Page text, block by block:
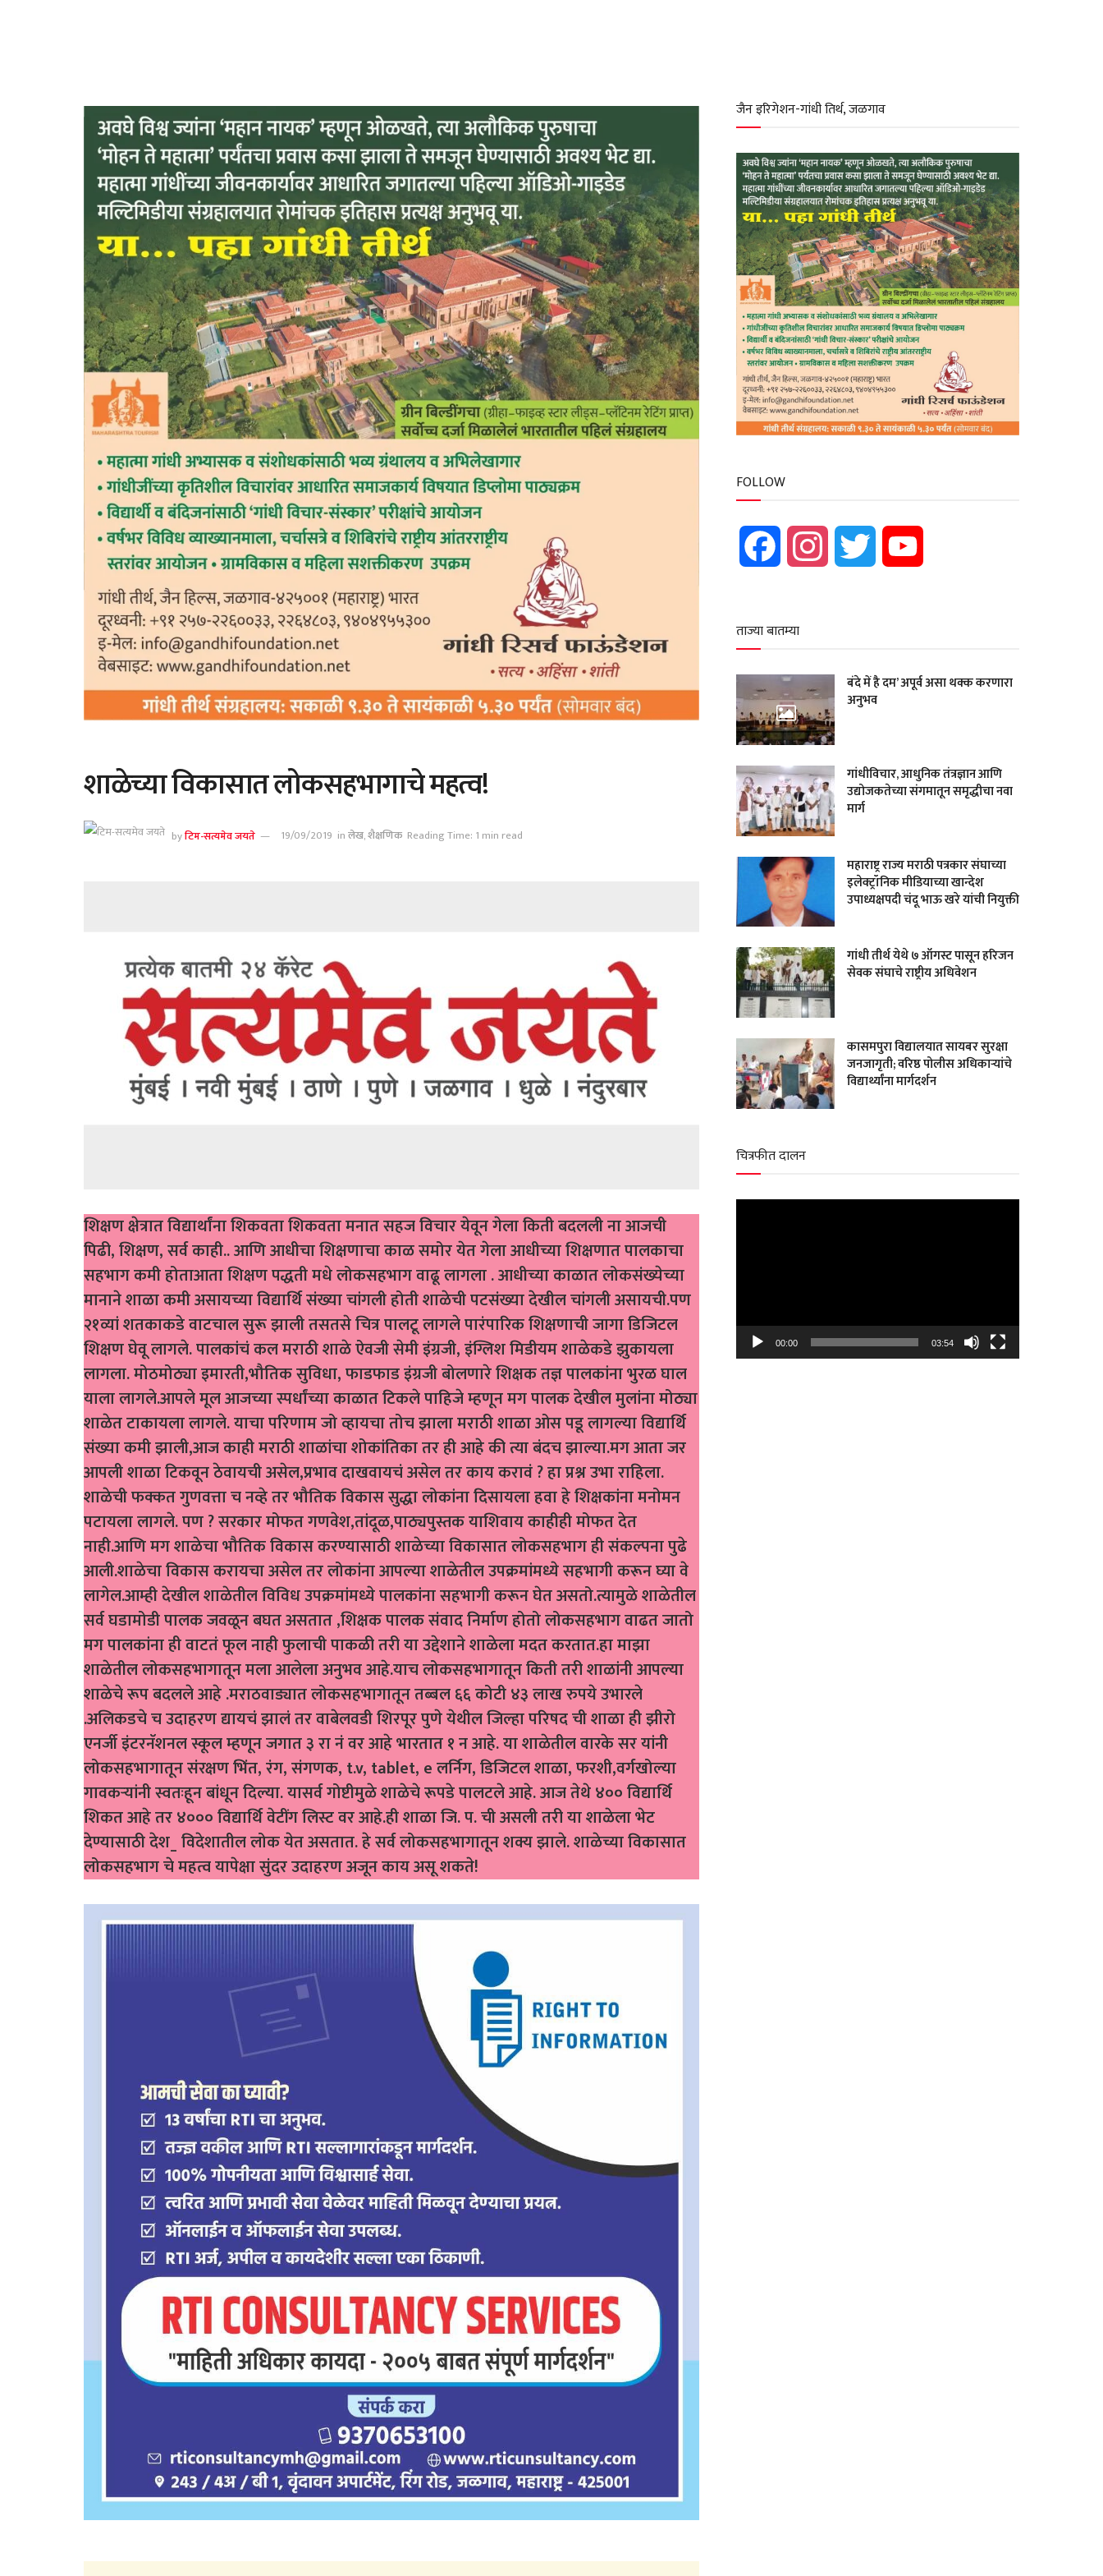
शाळेच्या विकासात लोकसहभागाचे महत्व!
byटिम-सत्यमेव जयते 19/09/2019 inलेख,शैक्षणिक Reading Time: 1 min read
शिक्षण क्षेत्रात विद्यार्थांना शिकवता शिकवता मनात सहज विचार येवून गेला किती बदलली ना आजची
पिढी, शिक्षण, सर्व काही.. आणि आधीचा शिक्षणाचा काळ समोर येत गेला आधीच्या शिक्षणात पालकाचा
सहभाग कमी होताआता शिक्षण पद्धती मधे लोकसहभाग वाढू लागला . आधीच्या काळात लोकसंख्येच्या
मानाने शाळा कमी असायच्या विद्यार्थि संख्या चांगली होती शाळेची पटसंख्या देखील चांगली असायची.पण
२१व्यां शतकाकडे वाटचाल सुरू झाली तसतसे चित्र पालटू लागले पारंपारिक शिक्षणाची जागा डिजिटल
शिक्षण घेवू लागले. पालकांचं कल मराठी शाळे ऐवजी सेमी इंग्रजी, इंग्लिश मिडीयम शाळेकडे झुकायला
लागला. मोठमोठ्या इमारती,भौतिक सुविधा, फाडफाड इंग्रजी बोलणारे शिक्षक तज्ञ पालकांना भुरळ घाल
याला लागले.आपले मूल आजच्या स्पर्धांच्या काळात टिकले पाहिजे म्हणून मग पालक देखील मुलांना मोठ्या
शाळेत टाकायला लागले. याचा परिणाम जो व्हायचा तोच झाला मराठी शाळा ओस पडू लागल्या विद्यार्थि
संख्या कमी झाली,आज काही मराठी शाळांचा शोकांतिका तर ही आहे की त्या बंदच झाल्या.मग आता जर
आपली शाळा टिकवून ठेवायची असेल,प्रभाव दाखवायचं असेल तर काय करावं ? हा प्रश्न उभा राहिला.
शाळेची फक्कत गुणवत्ता च नव्हे तर भौतिक विकास सुद्धा लोकांना दिसायला हवा हे शिक्षकांना मनोमन
पटायला लागले. पण ? सरकार मोफत गणवेश,तांदूळ,पाठ्यपुस्तक याशिवाय काहीही मोफत देत
नाही.आणि मग शाळेचा भौतिक विकास करण्यासाठी शाळेच्या विकासात लोकसहभाग ही संकल्पना पुढे
आली.शाळेचा विकास करायचा असेल तर लोकांना आपल्या शाळेतील उपक्रमांमध्ये सहभागी करून घ्या वे
लागेल.आम्ही देखील शाळेतील विविध उपक्रमांमध्ये पालकांना सहभागी करून घेत असतो.त्यामुळे शाळेतील
सर्व घडामोडी पालक जवळून बघत असतात ,शिक्षक पालक संवाद निर्माण होतो लोकसहभाग वाढत जातो
मग पालकांना ही वाटतं फूल नाही फुलाची पाकळी तरी या उद्देशाने शाळेला मदत करतात.हा माझा
शाळेतील लोकसहभागातून मला आलेला अनुभव आहे.याच लोकसहभागातून किती तरी शाळांनी आपल्या
शाळेचे रूप बदलले आहे .मराठवाड्यात लोकसहभागातून तब्बल ६६ कोटी ४३ लाख रुपये उभारले
.अलिकडचे च उदाहरण द्यायचं झालं तर वाबेलवडी शिरपूर पुणे येथील जिल्हा परिषद ची शाळा ही झीरो
एनर्जी इंटरनॅशनल स्कूल म्हणून जगात ३ रा नं वर आहे भारतात १ न आहे. या शाळेतील वारके सर यांनी
लोकसहभागातून संरक्षण भिंत, रंग, संगणक, t.v, tablet, e लर्निग, डिजिटल शाळा, फरशी,वर्गखोल्या
गावकऱ्यांनी स्वतःहून बांधून दिल्या. यासर्व गोष्टीमुळे शाळेचे रूपडे पालटले आहे. आज तेथे ४०० विद्यार्थि
शिकत आहे तर ४००० विद्यार्थि वेटींग लिस्ट वर आहे.ही शाळा जि. प. ची असली तरी या शाळेला भेट
देण्यासाठी देश_ विदेशातील लोक येत असतात. हे सर्व लोकसहभागातून शक्य झाले. शाळेच्या विकासात
लोकसहभाग चे महत्व यापेक्षा सुंदर उदाहरण अजून काय असू शकते!
जैन इरिगेशन-गांधी तिर्थ, जळगाव
FOLLOW
Facebook Instagram Twitter
ताज्या बातम्या
बंदे में है दम’ अपूर्व असा थक्क करणारा
अनुभव
गांधीविचार, आधुनिक तंत्रज्ञान आणि
उद्योजकतेच्या संगमातून समृद्धीचा नवा
मार्ग
महाराष्ट्र राज्य मराठी पत्रकार संघाच्या
इलेक्ट्रॉनिक मीडियाच्या खान्देश
उपाध्यक्षपदी चंदू भाऊ खरे यांची नियुक्ती
गांधी तीर्थ येथे ७ ऑगस्ट पासून हरिजन
सेवक संघाचे राष्ट्रीय अधिवेशन
कासमपुरा विद्यालयात सायबर सुरक्षा
जनजागृती; वरिष्ठ पोलीस अधिकाऱ्यांचे
विद्यार्थ्यांना मार्गदर्शन
चित्रफीत दालन
00:00 03:54